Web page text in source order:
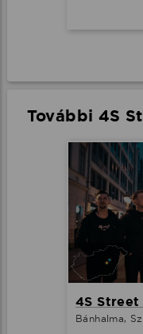
További 4S
4S
Bánhalma,